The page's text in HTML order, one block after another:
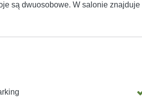
są dwuosobowe. W salonie znajduje